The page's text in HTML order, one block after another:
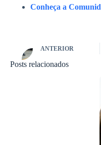
Conheça a
ANTERIOR
Posts relacionados